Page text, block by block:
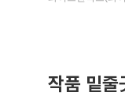
작품 밑줄